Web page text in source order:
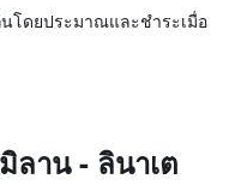
โดยประมาณและชำระเมื่อ
ลาน - ลินาเต